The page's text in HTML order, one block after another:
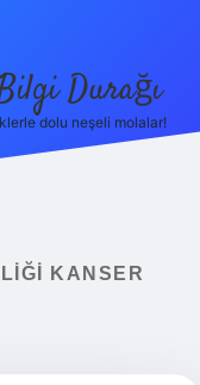
Durağı
dolu neşeli molalar!
KANSER